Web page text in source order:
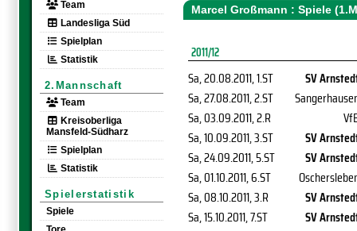
Team
Landesliga Süd
Spielplan
Statistik
2.Mannschaft
Team
Kreisoberliga
Mansfeld-Südharz
Spielplan
Statistik
Spielerstatistik
Spiele
Marcel Großmann : Spiele
2011/12
Sa, 20.08.2011, 1.ST
SV
Sa, 27.08.2011, 2.ST
Sa, 03.09.2011, 2.R
Sa, 10.09.2011, 3.ST
SV
Sa, 24.09.2011, 5.ST
SV
Sa, 01.10.2011, 6.ST
Sa, 08.10.2011, 3.R
SV
Sa, 15.10.2011, 7.ST
SV